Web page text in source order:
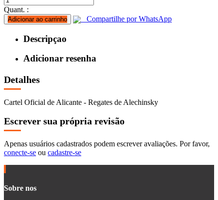
Quant. :
Adicionar ao carrinho Compartilhe por WhatsApp
Descripçao
Adicionar resenha
Detalhes
Cartel Oficial de Alicante - Regates de Alechinsky
Escrever sua própria revisão
Apenas usuários cadastrados podem escrever avaliações. Por favor,
conecte-se ou cadastre-se
Sobre nos